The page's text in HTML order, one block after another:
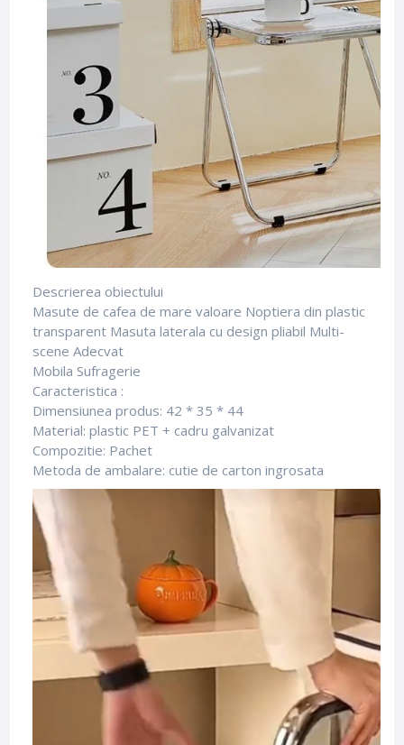
Descrierea obiectului
Masute de cafea de mare valoare Noptiera din plastic
transparent Masuta laterala cu design pliabil Multi-
scene Adecvat
Mobila Sufragerie
Caracteristica :
Dimensiunea produs: 42 * 35 * 44
Material: plastic PET + cadru galvanizat
Compozitie: Pachet
Metoda de ambalare: cutie de carton ingrosata